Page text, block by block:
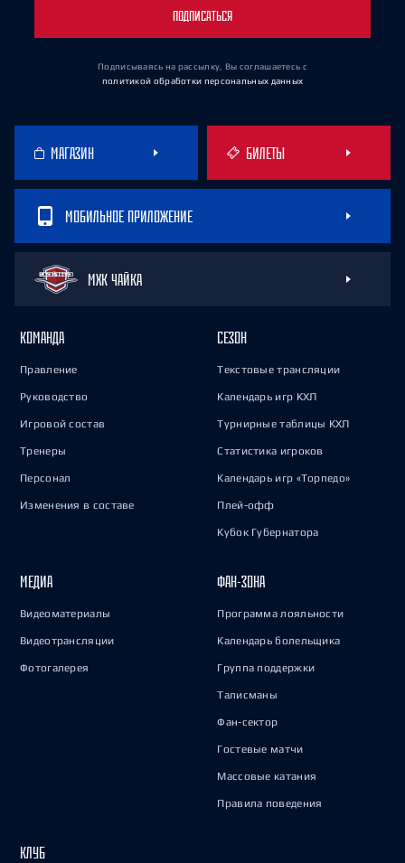
ПОДПИСАТЬСЯ
Подписываясь на рассылку, Вы соглашаетесь с
политикой обработки персональных данных
МАГАЗИН БИЛЕТЫ
МОБИЛЬНОЕ ПРИЛОЖЕНИЕ
МХК ЧАЙКА
КОМАНДА
Правление
Руководство
Игровой состав
Тренеры
Персонал
Изменения в составе
СЕЗОН
Текстовые трансляции
Календарь игр КХЛ
Турнирные таблицы КХЛ
Статистика игроков
Календарь игр «Торпедо»
Плей-офф
Кубок Губернатора
МЕДИА
Видеоматериалы
Видеотрансляции
Фотогалерея
ФАН-ЗОНА
Программа лояльности
Календарь болельщика
Группа поддержки
Талисманы
Фан-сектор
Гостевые матчи
Массовые катания
Правила поведения
КЛУБ